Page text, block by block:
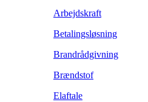
Arbejdskraft
Betalingsløsning
Brandrådgivning
Brændstof
Elaftale